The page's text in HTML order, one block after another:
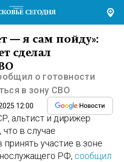
— я сам пойду»:
сделал
о готовности
в зону СВО
12:00
альтист и дирижер
в случае
участие в зоне
РФ, сообщил